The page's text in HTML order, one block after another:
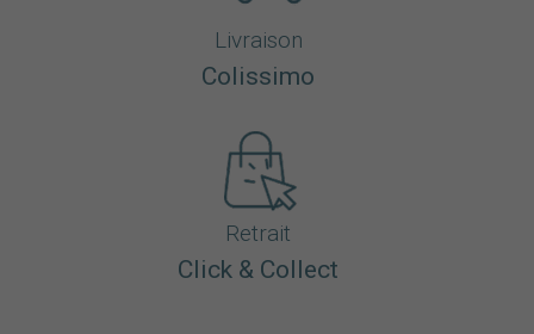
Livraison
Colissimo
Retrait
Click & Collect